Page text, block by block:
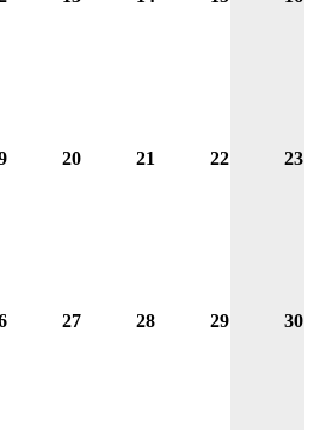
20 21 22 23
27 28 29 30